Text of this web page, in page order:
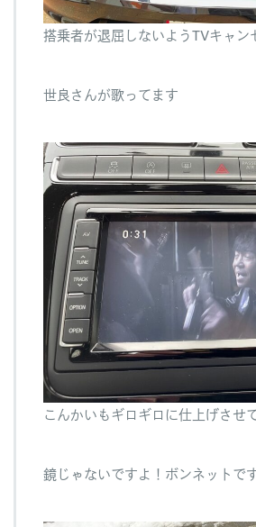
搭乗者が退屈しないようTVキャン
世良さんが歌ってます
こんかいもギロギロに仕上げさせ
鏡じゃないですよ！ボンネットで